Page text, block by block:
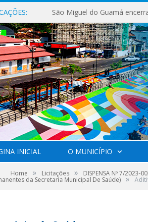
INICIAL O MUNICÍPIO
Home » Licitações » DISPENSA Nº 7/
da Secretaria Municipal De Saúde) »